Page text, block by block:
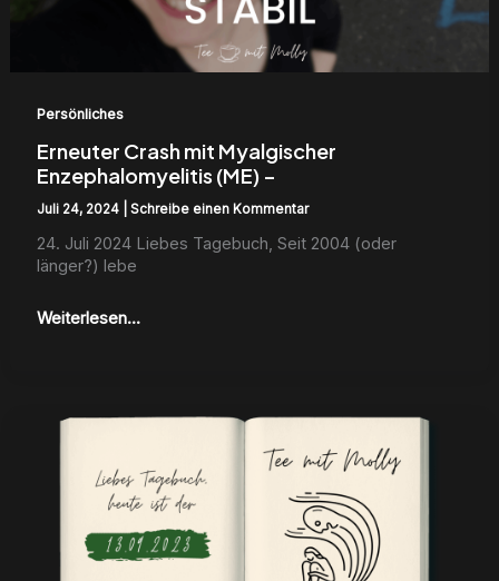
Persönliches
Erneuter Crash mit Myalgischer
Enzephalomyelitis (ME) –
Juli 24, 2024 |Schreibe einen Kommentar
24. Juli 2024 Liebes Tage­buch, Seit 2004 (oder
länger?) lebe
Weiterlesen...
Konfrontation